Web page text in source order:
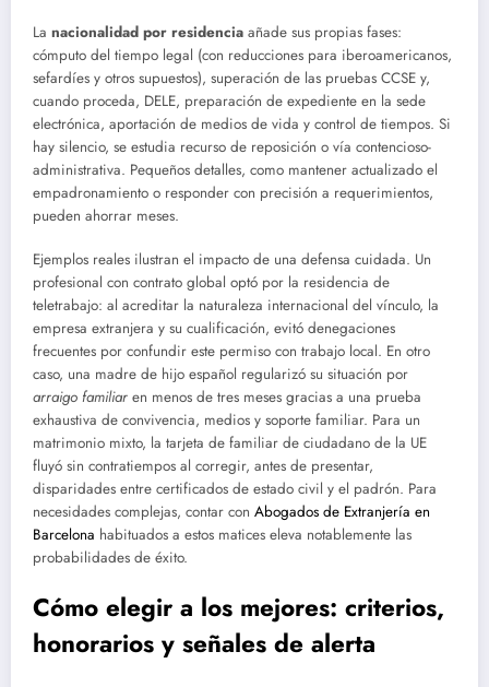
La nacionalidad por residencia añade sus propias fases:
cómputo del tiempo legal (con reducciones para iberoamericanos,
sefardíes y otros supuestos), superación de las pruebas CCSE y,
cuando proceda, DELE, preparación de expediente en la sede
electrónica, aportación de medios de vida y control de tiempos. Si
hay silencio, se estudia recurso de reposición o vía contencioso-
administrativa. Pequeños detalles, como mantener actualizado el
empadronamiento o responder con precisión a requerimientos,
pueden ahorrar meses.
Ejemplos reales ilustran el impacto de una defensa cuidada. Un
profesional con contrato global optó por la residencia de
teletrabajo: al acreditar la naturaleza internacional del vínculo, la
empresa extranjera y su cualificación, evitó denegaciones
frecuentes por confundir este permiso con trabajo local. En otro
caso, una madre de hijo español regularizó su situación por
arraigo familiar en menos de tres meses gracias a una prueba
exhaustiva de convivencia, medios y soporte familiar. Para un
matrimonio mixto, la tarjeta de familiar de ciudadano de la UE
fluyó sin contratiempos al corregir, antes de presentar,
disparidades entre certificados de estado civil y el padrón. Para
necesidades complejas, contar con Abogados de Extranjería en
Barcelona habituados a estos matices eleva notablemente las
probabilidades de éxito.
Cómo elegir a los mejores: criterios,
honorarios y señales de alerta